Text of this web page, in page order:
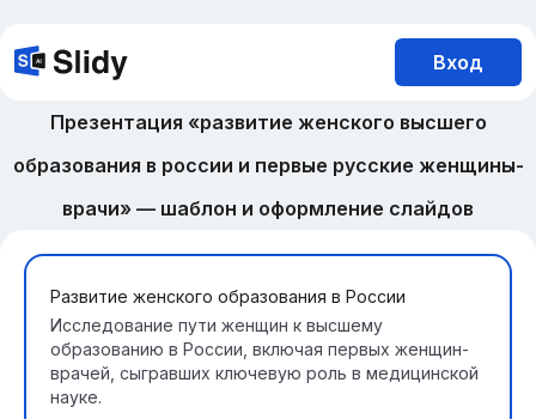
Вход
Презентация «развитие женского высшего
образования в россии и первые русские женщины-
врачи» — шаблон и оформление слайдов
Развитие женского образования в России
Исследование пути женщин к высшему
образованию в России, включая первых женщин-
врачей, сыгравших ключевую роль в медицинской
науке.